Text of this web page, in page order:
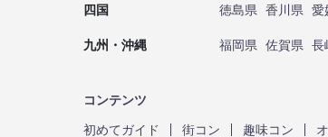
四国 徳島県 香川県 愛
九州・沖縄 福岡県 佐賀県 長
コンテンツ
初めてガイド
街コン 趣味コン